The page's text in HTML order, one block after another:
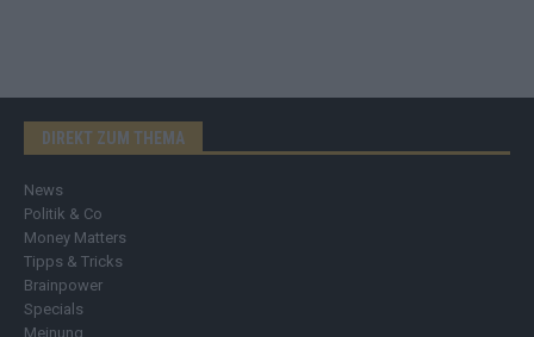
DIREKT ZUM THEMA
News
Politik & Co
Money Matters
Tipps & Tricks
Brainpower
Specials
Meinung